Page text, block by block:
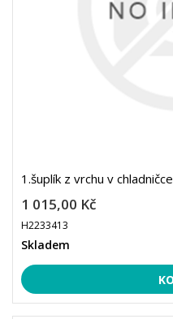
1.šuplík z vrchu v chladničce
1 015,00 Kč
H2233413
Skladem